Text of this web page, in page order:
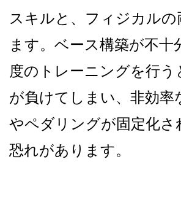
スキルと、フィジカルの
ます。ベース構築が不十
度のトレーニングを行う
が負けてしまい、非効率
やペダリングが固定化さ
恐れがあります。